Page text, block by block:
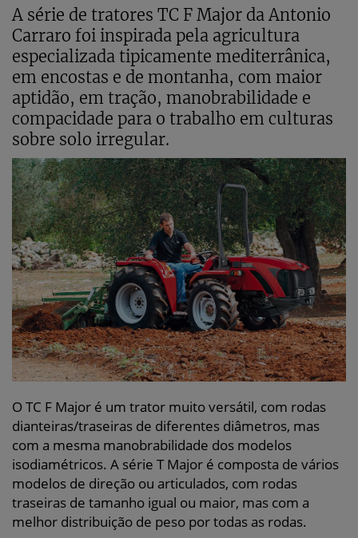
A série de tratores TC F Major da Antonio
Carraro foi inspirada pela agricultura
especializada tipicamente mediterrânica,
em encostas e de montanha, com maior
aptidão, em tração, manobrabilidade e
compacidade para o trabalho em culturas
sobre solo irregular.
O TC F Major é um trator muito versátil, com rodas
dianteiras/traseiras de diferentes diâmetros, mas
com a mesma manobrabilidade dos modelos
isodiamétricos. A série T Major é composta de vários
modelos de direção ou articulados, com rodas
traseiras de tamanho igual ou maior, mas com a
melhor distribuição de peso por todas as rodas.